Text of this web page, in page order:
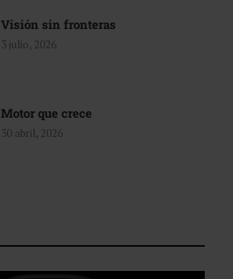
Visión sin fronteras
3 julio, 2026
Motor que crece
30 abril, 2026